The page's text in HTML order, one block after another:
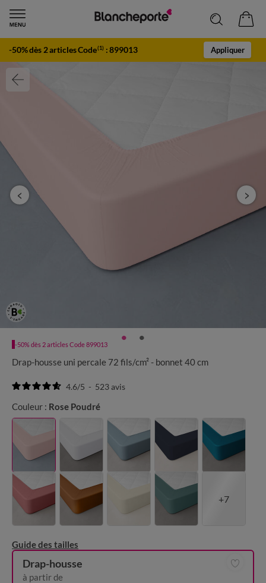
-50% dès 2 articles Code(1) :899013 Appliquer
-50% dès 2 articles Code 899013
Drap-housse uni percale 72 fils/cm² - bonnet 40 cm
4.6/5 - 523avis
Couleur : Rose Poudré
+7
Guide des tailles
Drap-housse
à partir de